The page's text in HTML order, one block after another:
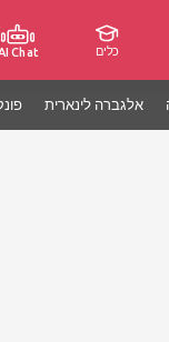
Chat כלים
אלגברה לינארית